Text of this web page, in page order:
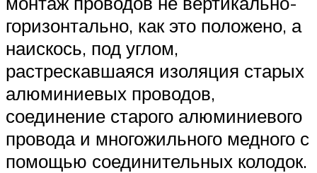
горизонтально, как это положено, а
наискось, под углом,
растрескавшаяся изоляция старых
алюминиевых проводов,
соединение старого алюминиевого
провода и многожильного медного с
помощью соединительных колодок.